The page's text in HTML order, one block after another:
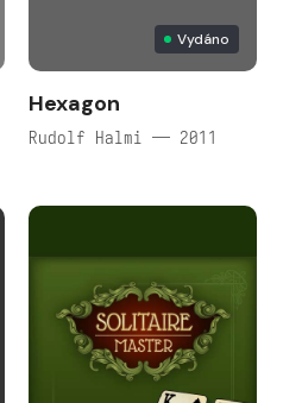
Vydáno
Hexagon
Rudolf Halmi — 2011